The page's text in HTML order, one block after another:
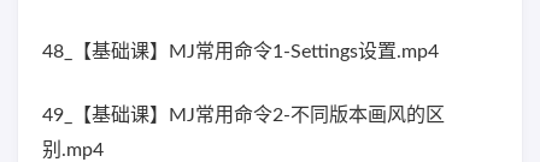
48_【基础课】MJ常用命令1-Settings设置.mp4
49_【基础课】MJ常用命令2-不同版本画风的区
别.mp4